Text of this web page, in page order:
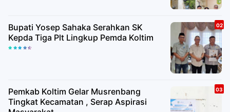
Bupati Yosep Sahaka Serahkan SK
Kepda Tiga Plt Lingkup Pemda Koltim
Pemkab Koltim Gelar Musrenbang
Tingkat Kecamatan , Serap Aspirasi